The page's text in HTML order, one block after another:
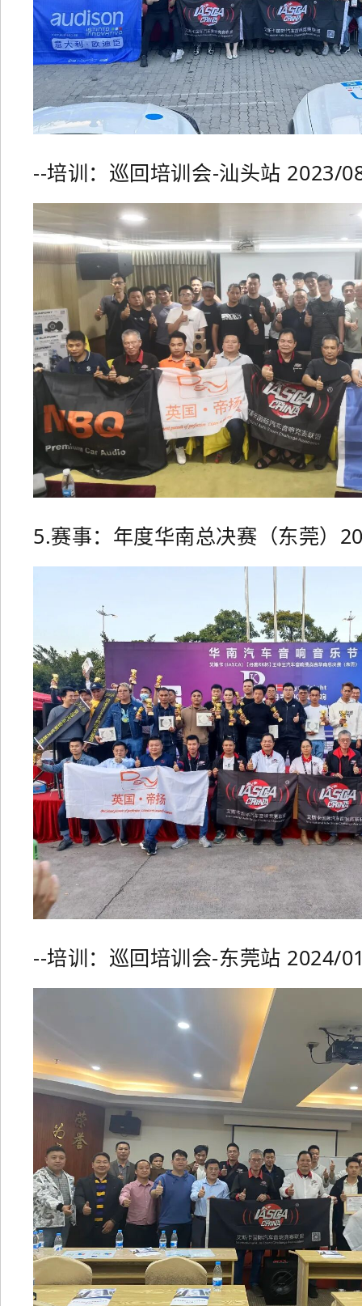
--培训：巡回培训会-汕头站 2023/
5.赛事：年度华南总决赛（东莞）
--培训：巡回培训会-东莞站 2024/